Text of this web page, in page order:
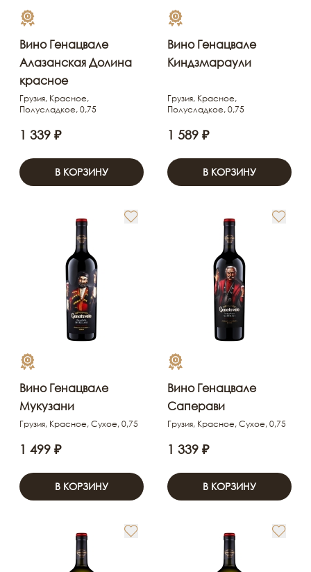
Вино Генацвале
Алазанская Долина
красное
Грузия, Красное,
Полусладкое, 0,75
1 339 ₽
В КОРЗИНУ
Вино Генацвале
Киндзмараули
Грузия, Красное,
Полусладкое, 0,75
1 589 ₽
В КОРЗИНУ
Вино Генацвале
Мукузани
Грузия, Красное, Сухое, 0,75
1 499 ₽
В КОРЗИНУ
Вино Генацвале
Саперави
Грузия, Красное, Сухое, 0,75
1 339 ₽
В КОРЗИНУ